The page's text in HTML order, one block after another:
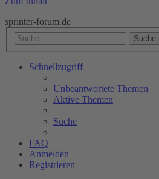
sprinter-forum.de
Suche
Schnellzugriff
Unbeantwortete Themen
Aktive Themen
Suche
FAQ
Anmelden
Registrieren